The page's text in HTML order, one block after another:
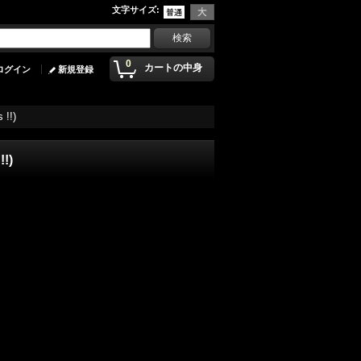
文字サイズ:
0 カートの中身
グイン 新規登録
!!)